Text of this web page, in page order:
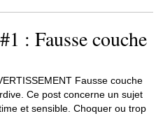
: Fausse couche
Fausse couche
Ce post concerne un sujet
et sensible. Choquer ou trop